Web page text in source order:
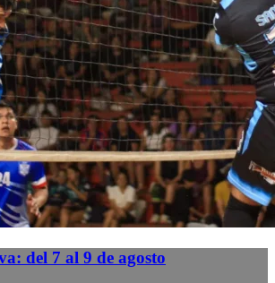
del 7 al 9 de agosto